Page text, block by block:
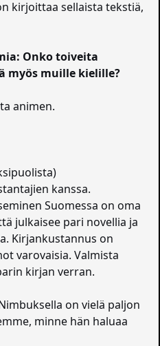
kirjoittaa sellaista tekstiä,
Onko toiveita
myös muille kielille?
animen.
kanssa.
Suomessa on oma
julkaisee pari novellia ja
Kirjankustannus on
varovaisia. Valmista
kirjan verran.
on vielä paljon
minne hän haluaa